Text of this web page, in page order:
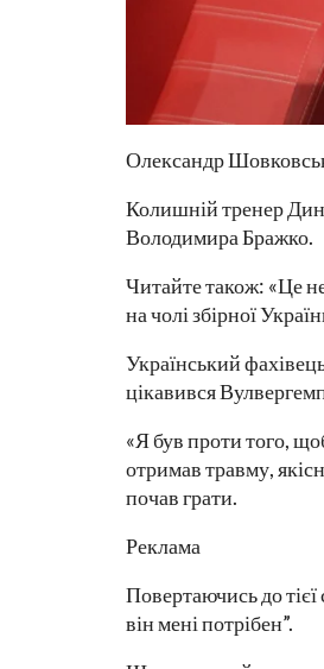
Олександр
Колишній тренер
Володимира Бражко.
Читайте також: «Це
на чолі збірної
Український
цікавився
«Я був проти того,
отримав травму,
почав грати.
Реклама
Повертаючись до тієї
він мені потрібен”.